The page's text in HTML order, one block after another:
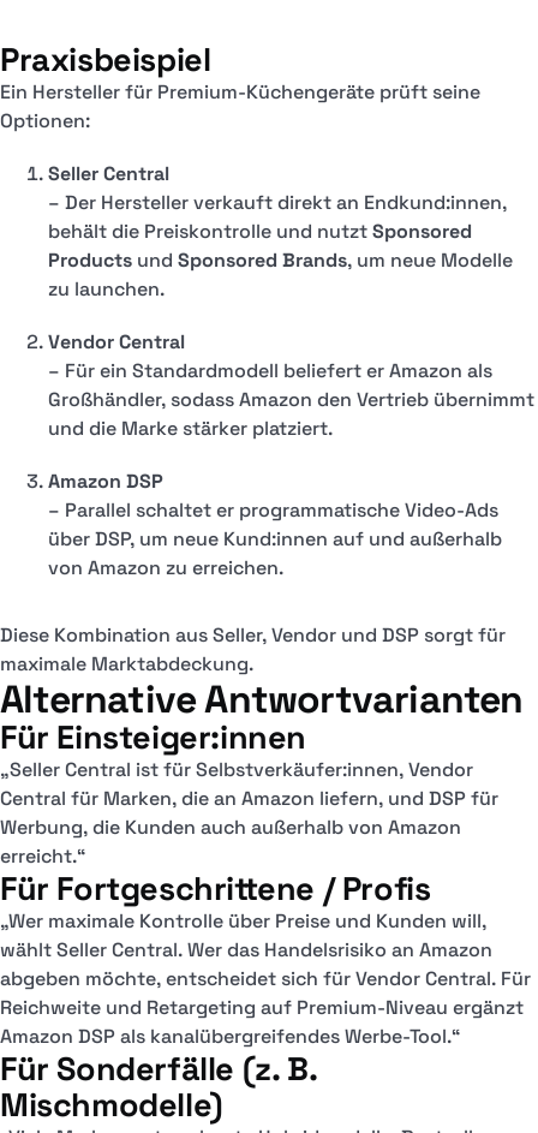
Praxisbeispiel
Ein Hersteller für Premium-Küchengeräte prüft seine
Optionen:
Seller Central
– Der Hersteller verkauft direkt an Endkund:innen,
behält die Preiskontrolle und nutztSponsored
Products und Sponsored Brands, um neue Modelle
zu launchen.
Vendor Central
– Für ein Standardmodell beliefert er Amazon als
Großhändler, sodass Amazon den Vertrieb übernimmt
und die Marke stärker platziert.
Amazon DSP
– Parallel schaltet er programmatische Video-Ads
über DSP, um neue Kund:innen auf und außerhalb
von Amazon zu erreichen.
Diese Kombination aus Seller, Vendor und DSP sorgt für
maximale Marktabdeckung.
Alternative Antwortvarianten
Für Einsteiger:innen
„Seller Central ist für Selbstverkäufer:innen, Vendor
Central für Marken, die an Amazon liefern, und DSP für
Werbung, die Kunden auch außerhalb von Amazon
erreicht.“
Für Fortgeschrittene / Profis
„Wer maximale Kontrolle über Preise und Kunden will,
wählt Seller Central. Wer das Handelsrisiko an Amazon
abgeben möchte, entscheidet sich für Vendor Central. Für
Reichweite und Retargeting auf Premium-Niveau ergänzt
Amazon DSP als kanalübergreifendes Werbe-Tool.“
Für Sonderfälle (z. B.
Mischmodelle)